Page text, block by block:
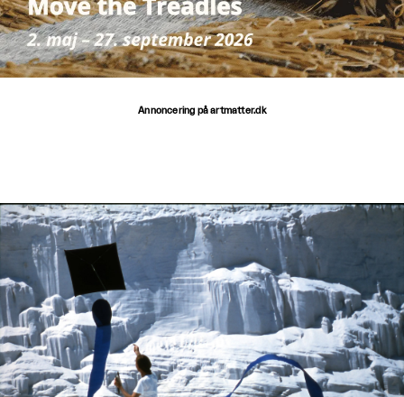
Annoncering på artmatter.dk